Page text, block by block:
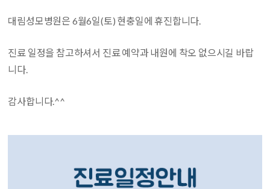
대림성모병원은 6월6일(토) 현충일에 휴진합니다.
진료 일정을 참고하셔서 진료 예약과 내원에 착오 없으시길 바랍
니다.
감사합니다.^^